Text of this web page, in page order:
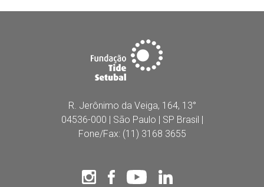
R. Jerônimo da Veiga, 164, 13°
04536-000 | São Paulo | SP Brasil |
Fone/Fax: (11) 3168 3655